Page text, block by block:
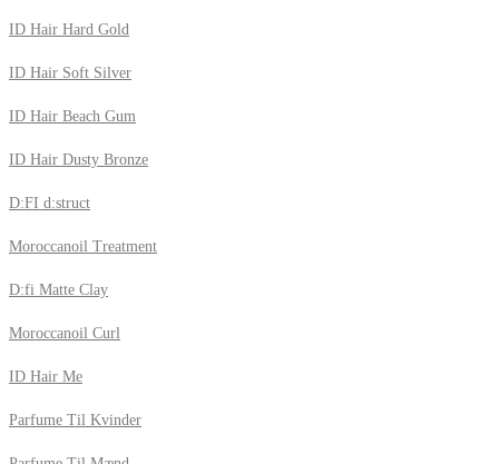
ID Hair Hard Gold
ID Hair Soft Silver
ID Hair Beach Gum
ID Hair Dusty Bronze
D:FI d:struct
Moroccanoil Treatment
D:fi Matte Clay
Moroccanoil Curl
ID Hair Me
Parfume Til Kvinder